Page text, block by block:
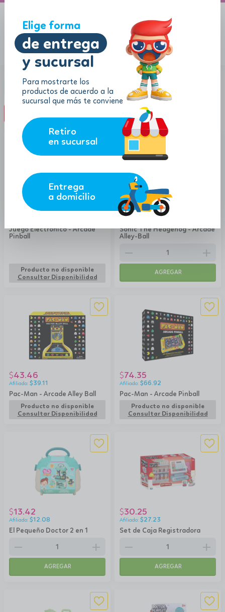
Elige forma
de entrega
y sucursal
Para mostrarte los
productos de acuerdo a la
sucursal que más te conviene
Retiro
en sucursal
Entrega
a domicilio
Categoría:Sets de juegos
Juego Electrónico - Arcade
Pinball
59.87
Producto no disponible
Consultar Disponibilidad
Sonic The Hedgehog - Arcade
Alley-Ball
$43.46
39.11
remove add
AGREGAR
Pac-Man - Arcade Alley Ball
$43.46
$39.11
Producto no disponible
Consultar Disponibilidad
Pac-Man - Arcade Pinball
$74.35
$66.92
Producto no disponible
Consultar Disponibilidad
El Pequeño Doctor 2 en 1
$13.42
$12.08
remove add
AGREGAR
Set de Caja Registradora
$30.25
$27.23
remove add
AGREGAR